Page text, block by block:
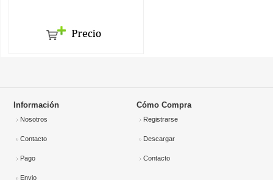
Información
Nosotros
Contacto
Pago
Envio
Cómo Compra
Registrarse
Descargar
Contacto